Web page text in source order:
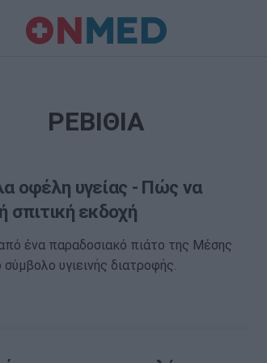
ΡΕΒΙΘΙΑ
οφέλη υγείας - Πώς να
σπιτική εκδοχή
ένα παραδοσιακό πιάτο της Μέσης
υγιεινής διατροφής.